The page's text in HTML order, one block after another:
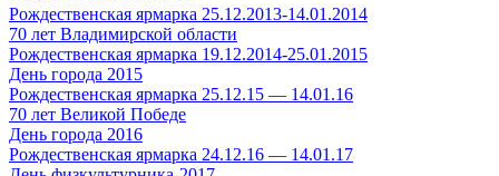
Рождественская ярмарка 25.12.2013-14.01.2014
70 лет Владимирской области
Рождественская ярмарка 19.12.2014-25.01.2015
День города 2015
Рождественская ярмарка 25.12.15 — 14.01.16
70 лет Великой Победе
День города 2016
Рождественская ярмарка 24.12.16 — 14.01.17